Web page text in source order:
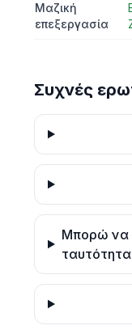
Μαζική
επεξεργασία
Συχνές
Μπορώ να